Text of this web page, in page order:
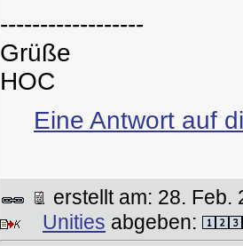
------------------
Grüße
HOC
Eine Antwort auf
erstellt am: 28.
Unities abgeben: